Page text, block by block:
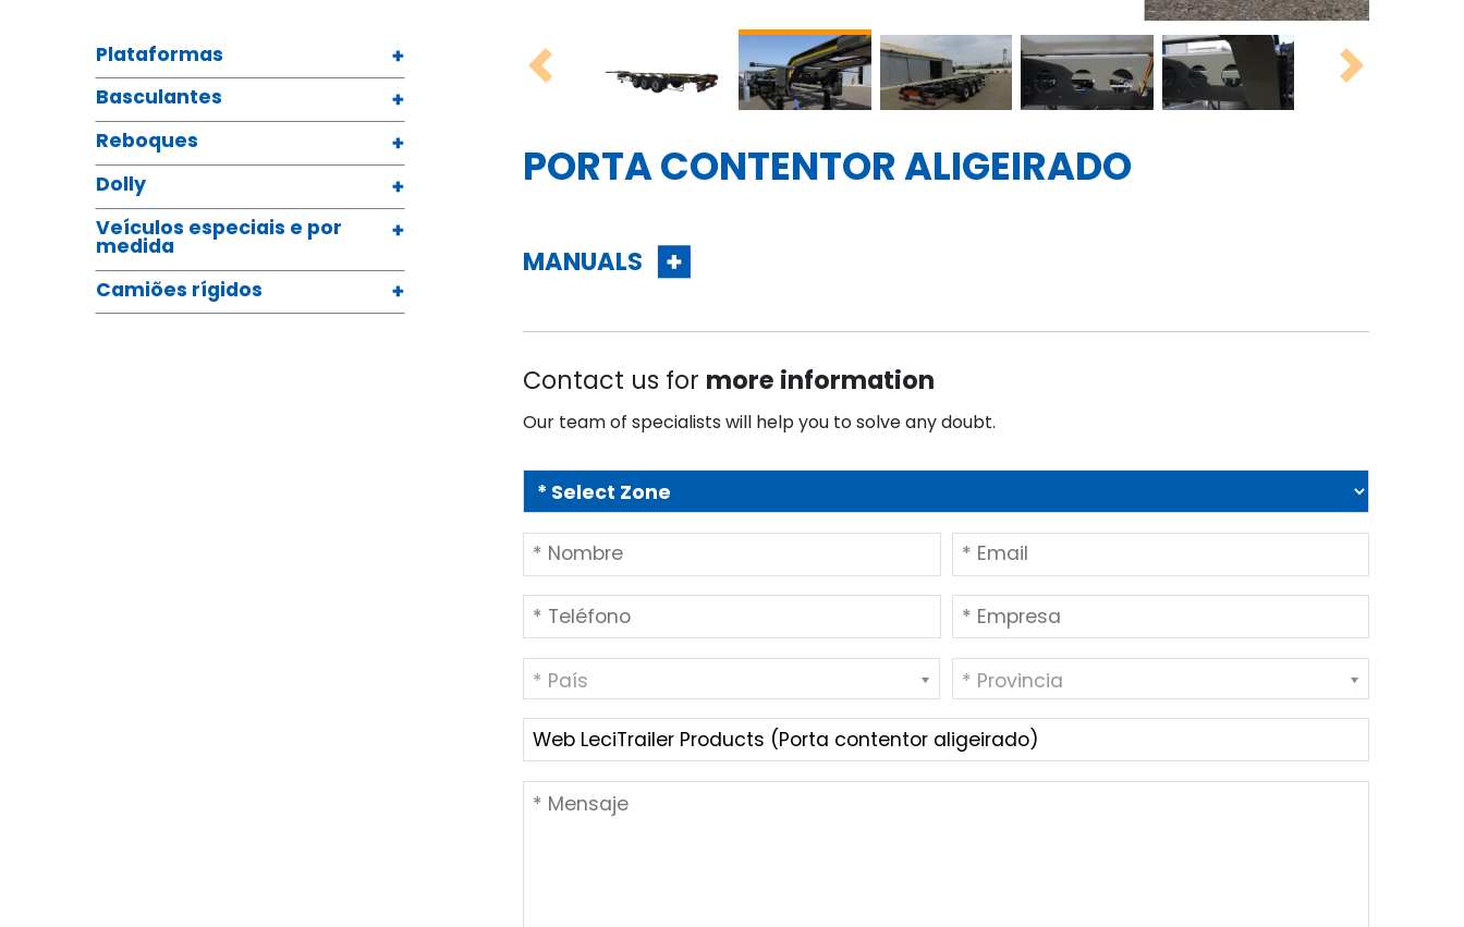
Plataformas
Basculantes
Reboques
Dolly
Veículos especiais e por
medida
Camiões rígidos
Previous Next
PORTA CONTENTOR ALIGEIRADO
MANUALS
Contact us for more information
Our team of specialists will help you to solve any doubt.
* País * Provincia